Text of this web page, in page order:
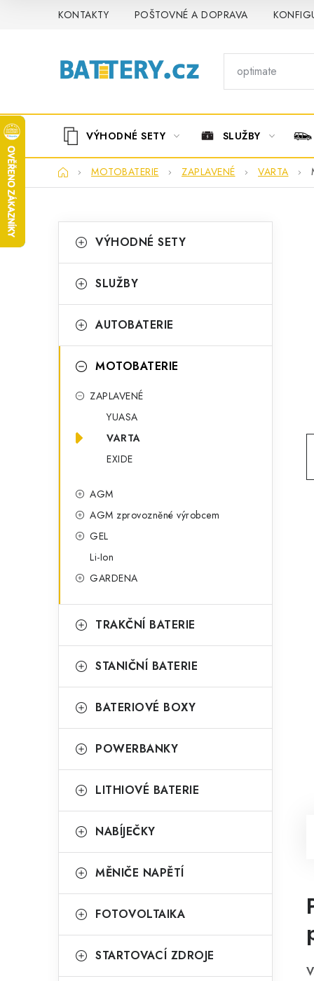
KONTAKTY POŠTOVNÉ A DOPRAVA
VÝHODNÉ SETY SLUŽBY
DomůMOTOBATERIE ZAPLAVENÉ VARTA
o
t
r
kategorie
a
e
o
VÝHODNÉ SETY
SLUŽBY
AUTOBATERIE
MOTOBATERIE
ZAPLAVENÉ
YUASA
VARTA
EXIDE
AGM
AGM zprovozněné výrobcem
GEL
Li-Ion
GARDENA
TRAKČNÍ BATERIE
STANIČNÍ BATERIE
BATERIOVÉ BOXY
POWERBANKY
LITHIOVÉ BATERIE
NABÍJEČKY
MĚNIČE NAPĚTÍ
FOTOVOLTAIKA
STARTOVACÍ ZDROJE